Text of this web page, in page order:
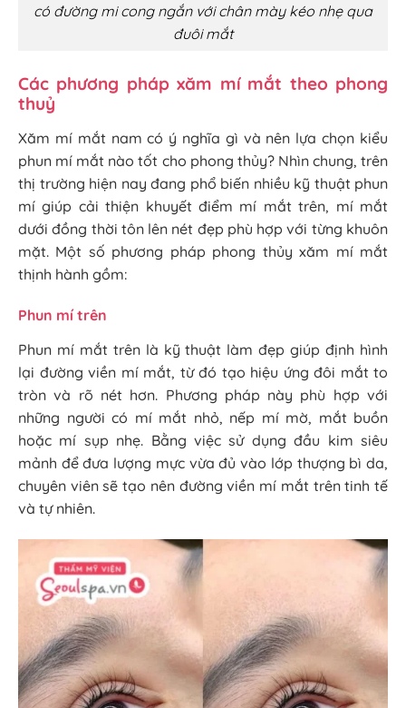
có đường mi cong ngắn với chân mày kéo nhẹ qua
đuôi mắt
Các phương pháp xăm mí mắt theo phong
thuỷ
Xăm mí mắt nam có ý nghĩa gì và nên lựa chọn kiểu
phun mí mắt nào tốt cho phong thủy? Nhìn chung, trên
thị trường hiện nay đang phổ biến nhiều kỹ thuật phun
mí giúp cải thiện khuyết điểm mí mắt trên, mí mắt
dưới đồng thời tôn lên nét đẹp phù hợp với từng khuôn
mặt. Một số phương pháp phong thủy xăm mí mắt
thịnh hành gồm:
Phun mí trên
Phun mí mắt trên là kỹ thuật làm đẹp giúp định hình
lại đường viền mí mắt, từ đó tạo hiệu ứng đôi mắt to
tròn và rõ nét hơn. Phương pháp này phù hợp với
những người có mí mắt nhỏ, nếp mí mờ, mắt buồn
hoặc mí sụp nhẹ. Bằng việc sử dụng đầu kim siêu
mảnh để đưa lượng mực vừa đủ vào lớp thượng bì da,
chuyên viên sẽ tạo nên đường viền mí mắt trên tinh tế
và tự nhiên.